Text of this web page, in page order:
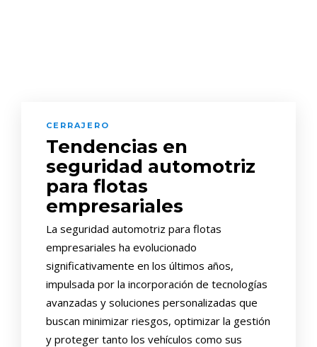
CERRAJERO
Tendencias en
seguridad automotriz
para flotas
empresariales
La seguridad automotriz para flotas
empresariales ha evolucionado
significativamente en los últimos años,
impulsada por la incorporación de tecnologías
avanzadas y soluciones personalizadas que
buscan minimizar riesgos, optimizar la gestión
y proteger tanto los vehículos como sus